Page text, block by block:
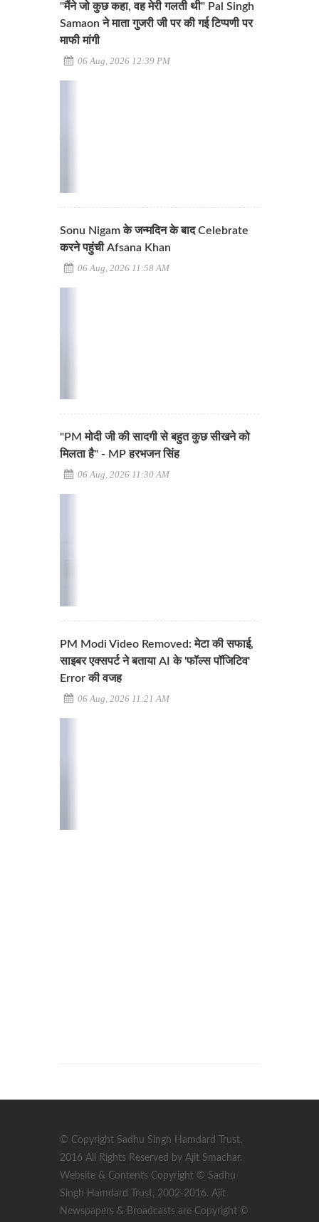
"मैंने जो कुछ कहा, वह मेरी गलती थी" Pal Singh
Samaon ने माता गुजरी जी पर की गई टिप्पणी पर
माफी मांगी
06 Aug, 2026 12:39 PM
Sonu Nigam के जन्मदिन के बाद Celebrate
करने पहुंची Afsana Khan
06 Aug, 2026 11:58 AM
"PM मोदी जी की सादगी से बहुत कुछ सीखने को
मिलता है" - MP हरभजन सिंह
06 Aug, 2026 11:30 AM
PM Modi Video Removed: मेटा की सफाई,
साइबर एक्सपर्ट ने बताया AI के 'फॉल्स पॉजिटिव'
Error की वजह
06 Aug, 2026 11:21 AM
© Copyright Sadhu Singh Hamdard Trust,
2016 All Rights Reserved by Ajit Smachar.
Website & Contents Copyright © Sadhu
Singh Hamdard Trust, 2002-2016. Ajit
Newspapers & Broadcasts are Copyright ©